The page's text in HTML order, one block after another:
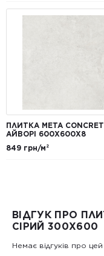
ПЛИТКА META
АЙВОРІ 600Х600Х8
849 грн/м²
ВІДГУК ПРО
СІРИЙ 300X600
Немає відгуків про